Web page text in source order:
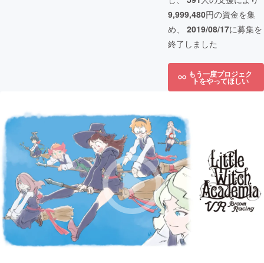
9,999,480円の資金を集
め、 2019/08/17に募集を
終了しました
もう一度プロジェク
トをやってほしい